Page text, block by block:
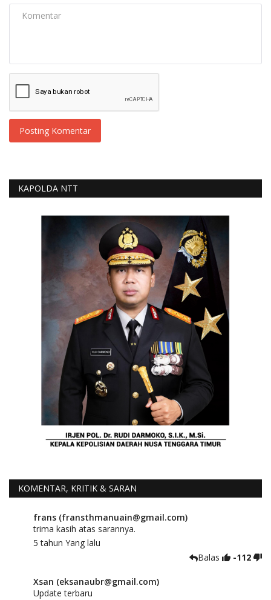
Posting Komentar
KAPOLDA NTT
KOMENTAR, KRITIK & SARAN
frans (fransthmanuain@gmail.com)
trima kasih atas sarannya.
5 tahun Yang lalu
Balas
-112
Xsan (eksanaubr@gmail.com)
Update terbaru